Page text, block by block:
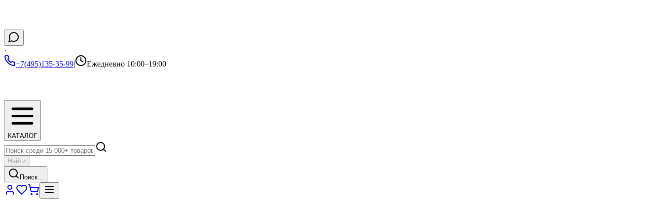
·
+7(495)135-35-99| Ежедневно 10:00–19:00
КАТАЛОГ
Найти
Поиск...